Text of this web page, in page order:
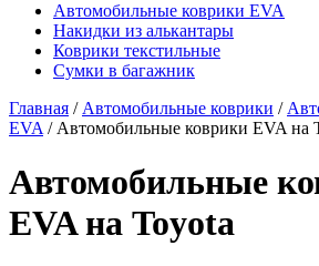
Автомобильные коврики EVA
Накидки из алькантары
Коврики текстильные
Сумки в багажник
Главная / Автомобильные коврики /
EVA / Автомобильные коврики EVA на
Автомобильные
EVA на Toyota